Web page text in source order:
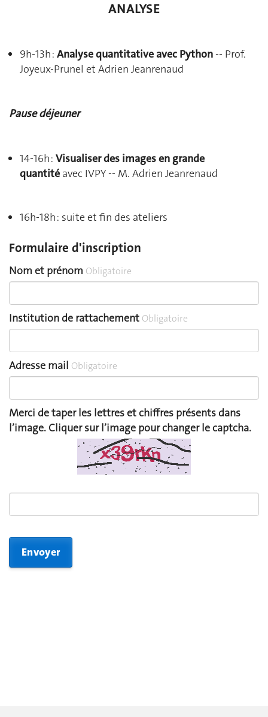
ANALYSE
9h-13h : Analyse quantitative avec Python-- Prof.
Joyeux-Prunel et Adrien Jeanrenaud
Pause déjeuner
14-16h : Visualiser des images en grande
quantité avec IVPY -- M. Adrien Jeanrenaud
16h-18h : suite et fin des ateliers
Formulaire d'inscription
Nom et prénom Obligatoire
Institution de rattachement Obligatoire
Adresse mail Obligatoire
Merci de taper les lettres et chiffres présents dans
l’image. Cliquer sur l’image pour changer le captcha.